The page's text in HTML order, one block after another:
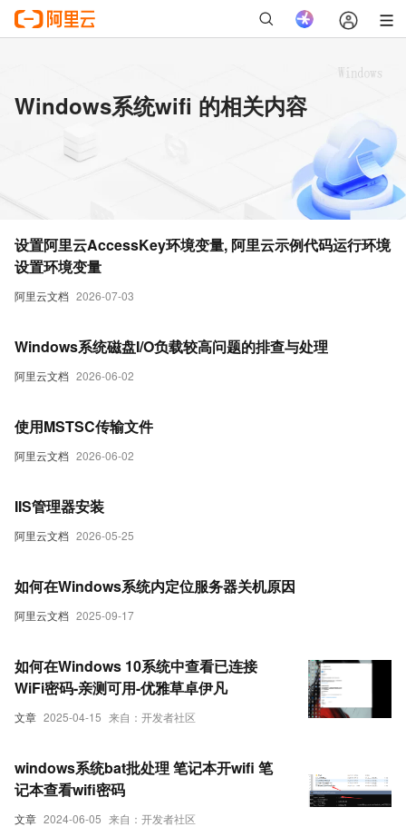
Windows系统wifi 的相关内容
阿里云文档 2026-07-03
设置阿里云AccessKey环境变量, 阿里云示例代码运行环境
设置环境变量
阿里云文档 2026-06-02
Windows系统磁盘I/O负载较高问题的排查与处理
阿里云文档 2026-06-02
使用MSTSC传输文件
阿里云文档 2026-05-25
IIS管理器安装
阿里云文档 2025-09-17
如何在Windows系统内定位服务器关机原因
文章 2025-04-15 来自：开发者社区
如何在Windows 10系统中查看已连接
WiFi密码-亲测可用-优雅草卓伊凡
文章 2024-06-05 来自：开发者社区
windows系统bat批处理 笔记本开wifi 笔
记本查看wifi密码